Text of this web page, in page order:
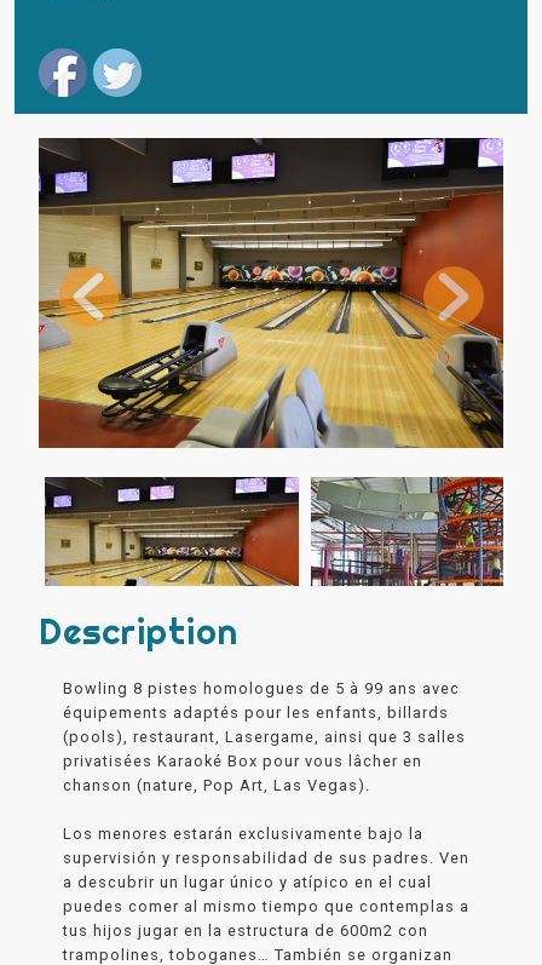
Description
Bowling 8 pistes homologues de 5 à 99 ans avec
équipements adaptés pour les enfants, billards
(pools), restaurant, Lasergame, ainsi que 3 salles
privatisées Karaoké Box pour vous lâcher en
chanson (nature, Pop Art, Las Vegas).
Los menores estarán exclusivamente bajo la
supervisión y responsabilidad de sus padres. Ven
a descubrir un lugar único y atípico en el cual
puedes comer al mismo tiempo que contemplas a
tus hijos jugar en la estructura de 600m2 con
trampolines, toboganes… También se organizan